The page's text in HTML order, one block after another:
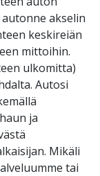
akselin
keskireiän
mittoihin.
ulkomitta)
Autosi
ja
Mikäli
tai